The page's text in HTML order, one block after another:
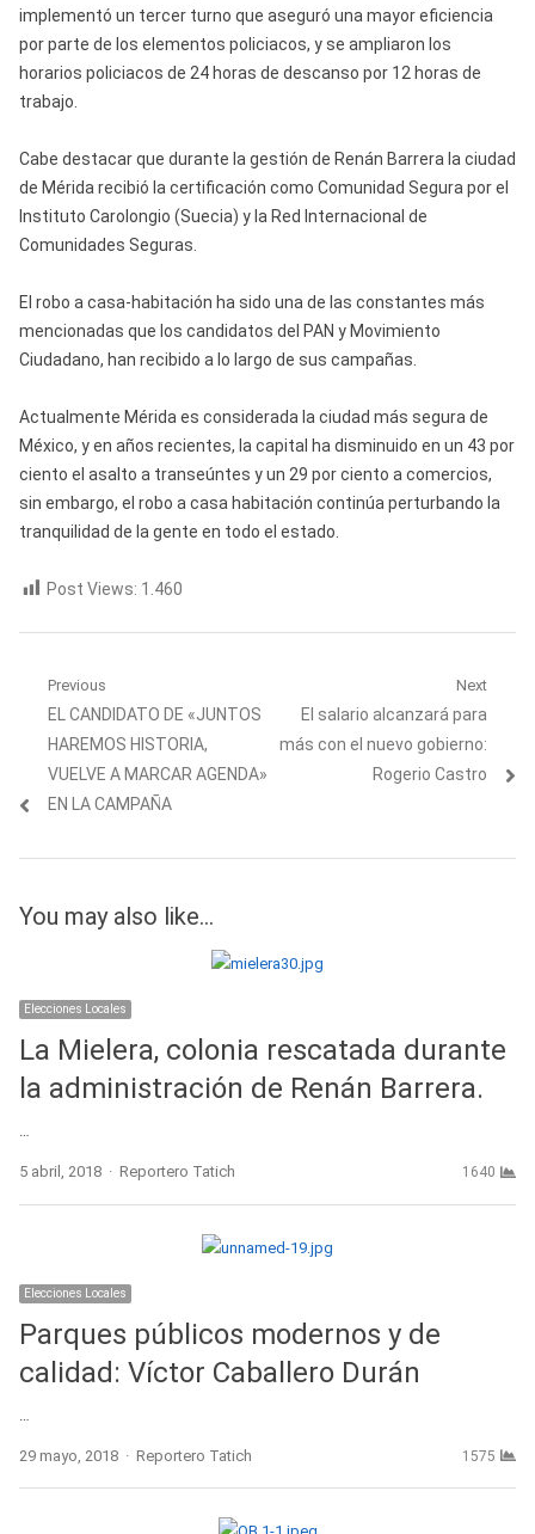
implementó un tercer turno que aseguró una mayor eficiencia
por parte de los elementos policiacos, y se ampliaron los
horarios policiacos de 24 horas de descanso por 12 horas de
trabajo.
Cabe destacar que durante la gestión de Renán Barrera la ciudad
de Mérida recibió la certificación como Comunidad Segura por el
Instituto Carolongio (Suecia) y la Red Internacional de
Comunidades Seguras.
El robo a casa-habitación ha sido una de las constantes más
mencionadas que los candidatos del PAN y Movimiento
Ciudadano, han recibido a lo largo de sus campañas.
Actualmente Mérida es considerada la ciudad más segura de
México, y en años recientes, la capital ha disminuido en un 43 por
ciento el asalto a transeúntes y un 29 por ciento a comercios,
sin embargo, el robo a casa habitación continúa perturbando la
tranquilidad de la gente en todo el estado.
Post Views: 1.460
Navegación
de
entradas
Previous
Previous
post:
EL CANDIDATO DE «JUNTOS
HAREMOS HISTORIA,
VUELVE A MARCAR AGENDA»
EN LA CAMPAÑA
Next
Next
post:
El salario alcanzará para
más con el nuevo gobierno:
Rogerio Castro
You may also like...
Elecciones Locales
La Mielera, colonia rescatada durante
la administración de Renán Barrera.
5 abril, 2018 Author
Reportero Tatich 1640
Elecciones Locales
Parques públicos modernos y de
calidad: Víctor Caballero Durán
29 mayo, 2018 Author
Reportero Tatich 1575